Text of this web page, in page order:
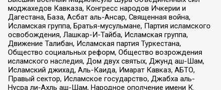
моджахедов Кавказа, Конгресс народов Ичкерии и
Дагестана, База, Асбат аль-Ансар, Священная война,
Исламская группа, Братья-мусульмане, Партия исламского
освобождения, Лашкар-И-Тайба, Исламская группа,
Движение Талибан, Исламская партия Туркестана,
Общество социальных реформ, Общество возрождения
исламского наследия, Дом двух святых, Джунд аш-Шам,
Исламский джихад, Аль-Каида, Имарат Кавказ, АБТО,
Правый сектор, Исламское государство, Джабха аль-
Нусра ли-Ахль аш-Шам, Народное ополчение имени К.